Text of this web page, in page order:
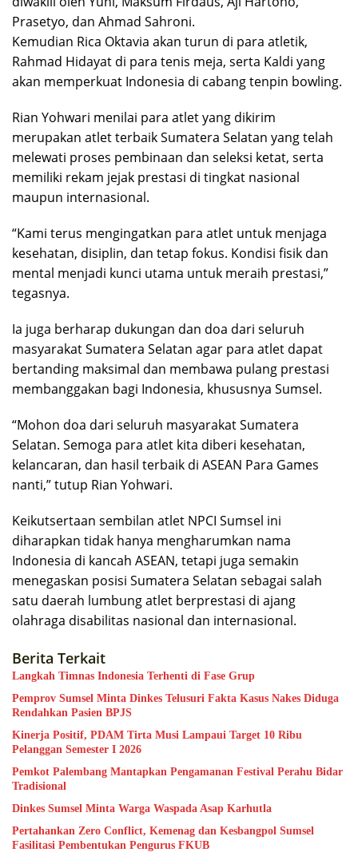
Prasetyo, dan Ahmad Sahroni.
Kemudian Rica Oktavia akan turun di para atletik,
Rahmad Hidayat di para tenis meja, serta Kaldi yang
akan memperkuat Indonesia di cabang tenpin bowling.
Rian Yohwari menilai para atlet yang dikirim
merupakan atlet terbaik Sumatera Selatan yang telah
melewati proses pembinaan dan seleksi ketat, serta
memiliki rekam jejak prestasi di tingkat nasional
maupun internasional.
“Kami terus mengingatkan para atlet untuk menjaga
kesehatan, disiplin, dan tetap fokus. Kondisi fisik dan
mental menjadi kunci utama untuk meraih prestasi,”
tegasnya.
Ia juga berharap dukungan dan doa dari seluruh
masyarakat Sumatera Selatan agar para atlet dapat
bertanding maksimal dan membawa pulang prestasi
membanggakan bagi Indonesia, khususnya Sumsel.
“Mohon doa dari seluruh masyarakat Sumatera
Selatan. Semoga para atlet kita diberi kesehatan,
kelancaran, dan hasil terbaik di ASEAN Para Games
nanti,” tutup Rian Yohwari.
Keikutsertaan sembilan atlet NPCI Sumsel ini
diharapkan tidak hanya mengharumkan nama
Indonesia di kancah ASEAN, tetapi juga semakin
menegaskan posisi Sumatera Selatan sebagai salah
satu daerah lumbung atlet berprestasi di ajang
olahraga disabilitas nasional dan internasional.
Berita Terkait
Langkah Timnas Indonesia Terhenti di Fase Grup
Pemprov Sumsel Minta Dinkes Telusuri Fakta Kasus Nakes Diduga
Rendahkan Pasien BPJS
Kinerja Positif, PDAM Tirta Musi Lampaui Target 10 Ribu
Pelanggan Semester I 2026
Pemkot Palembang Mantapkan Pengamanan Festival Perahu Bidar
Tradisional
Dinkes Sumsel Minta Warga Waspada Asap Karhutla
Pertahankan Zero Conflict, Kemenag dan Kesbangpol Sumsel
Fasilitasi Pembentukan Pengurus FKUB